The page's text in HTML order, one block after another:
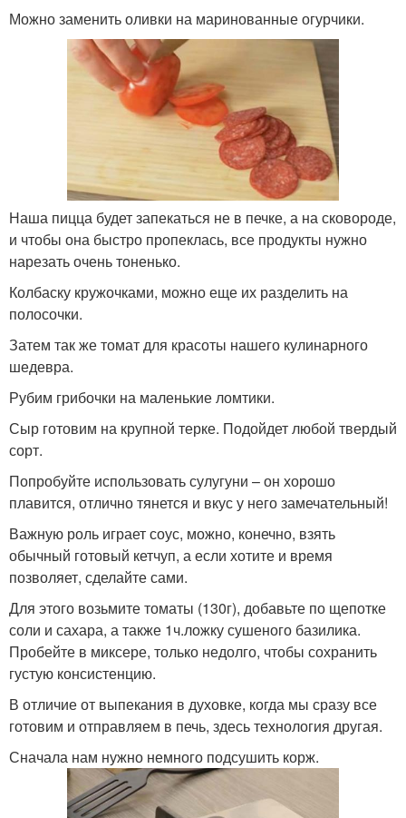
Можно заменить оливки на маринованные огурчики.
Наша пицца будет запекаться не в печке, а на сковороде,
и чтобы она быстро пропеклась, все продукты нужно
нарезать очень тоненько.
Колбаску кружочками, можно еще их разделить на
полосочки.
Затем так же томат для красоты нашего кулинарного
шедевра.
Рубим грибочки на маленькие ломтики.
Сыр готовим на крупной терке. Подойдет любой твердый
сорт.
Попробуйте использовать сулугуни – он хорошо
плавится, отлично тянется и вкус у него замечательный!
Важную роль играет соус, можно, конечно, взять
обычный готовый кетчуп, а если хотите и время
позволяет, сделайте сами.
Для этого возьмите томаты (130г), добавьте по щепотке
соли и сахара, а также 1ч.ложку сушеного базилика.
Пробейте в миксере, только недолго, чтобы сохранить
густую консистенцию.
В отличие от выпекания в духовке, когда мы сразу все
готовим и отправляем в печь, здесь технология другая.
Сначала нам нужно немного подсушить корж.